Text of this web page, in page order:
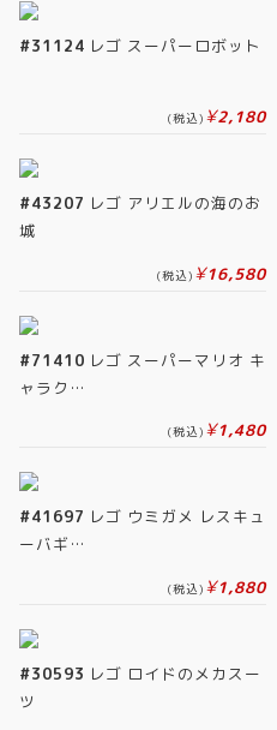
#31124 レゴ スーパーロボット
(税込) ¥2,180
#43207 レゴ アリエルの海のお
城
(税込) ¥16,580
#71410 レゴ スーパーマリオ キ
ャラク…
(税込) ¥1,480
#41697 レゴ ウミガメ レスキュ
ーバギ…
(税込) ¥1,880
#30593 レゴ ロイドのメカスー
ツ